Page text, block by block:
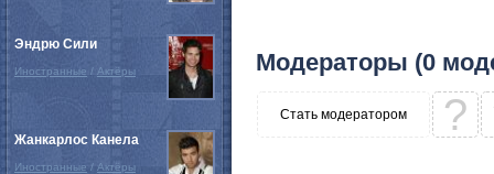
Модераторы (0
Стать модератором ?
Эндрю Сили
Иностранные / Актёры
Жанкарлос Канела
Иностранные / Актёры